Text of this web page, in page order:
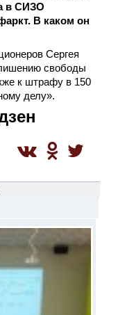
в СИЗО
В каком он
Сергея
свободы
к штрафу в 150
делу».